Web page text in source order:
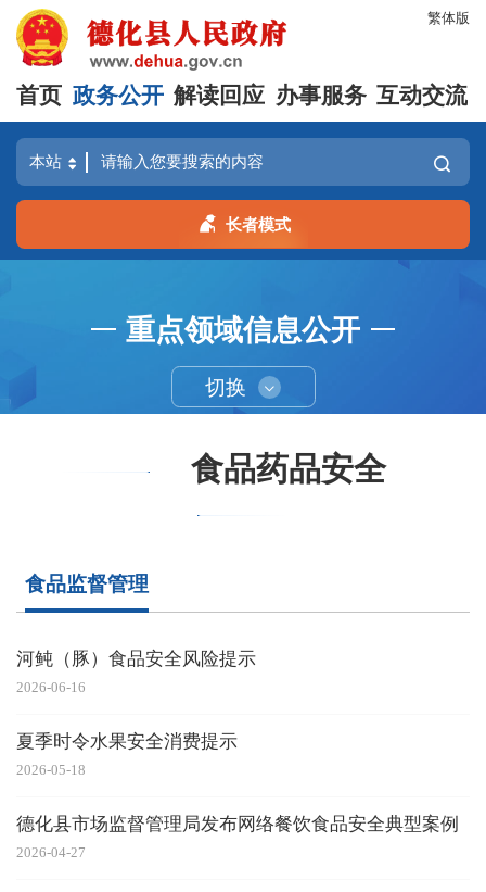
繁体版
首页 政务公开 解读回应 办事服务 互动交流
长者模式
重点领域信息公开
切换
食品药品安全
食品监督管理
河鲀（豚）食品安全风险提示
2026-06-16
夏季时令水果安全消费提示
2026-05-18
德化县市场监督管理局发布网络餐饮食品安全典型案例
2026-04-27